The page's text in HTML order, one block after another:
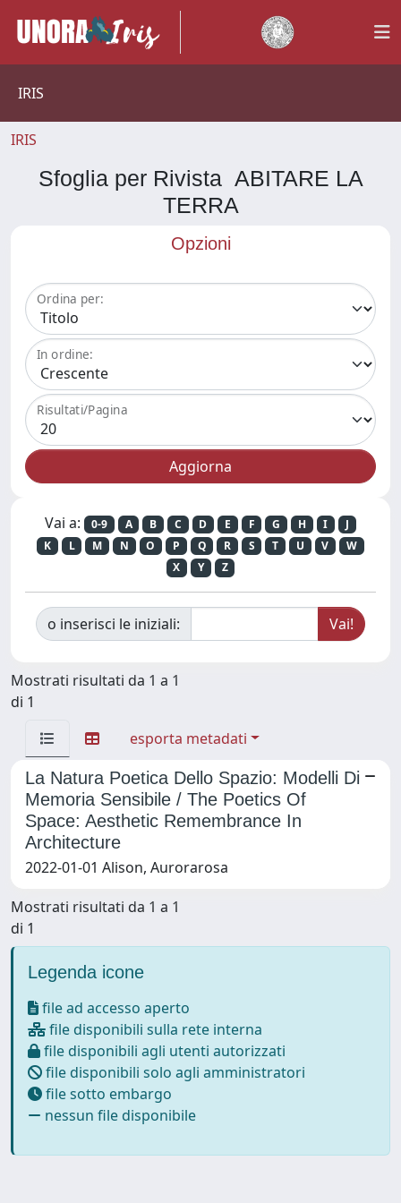
IRIS
IRIS
Sfoglia per Rivista ABITARE LA
TERRA
Opzioni
Ordina per:
In ordine:
Risultati/Pagina
Vai a: 0-9 A B C D E F G H I
J
K
L M N O P Q R S T U V
W
X
Y Z
o inserisci le iniziali:
Mostrati risultati da 1 a 1
di 1
esporta metadati
La Natura Poetica Dello Spazio: Modelli Di
Memoria Sensibile / The Poetics Of
Space: Aesthetic Remembrance In
Architecture
2022-01-01 Alison, Aurorarosa
Mostrati risultati da 1 a 1
di 1
Legenda icone
file ad accesso aperto
file disponibili sulla rete interna
file disponibili agli utenti autorizzati
file disponibili solo agli amministratori
file sotto embargo
nessun file disponibile